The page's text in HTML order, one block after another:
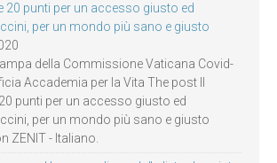
20 punti per un accesso giusto ed
per un mondo più sano e giusto
della Commissione Vaticana Covid-
Accademia per la Vita The post Il
punti per un accesso giusto ed
per un mondo più sano e giusto
ZENIT - Italiano.